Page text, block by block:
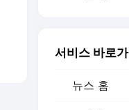
서비스 바로가
뉴스 홈